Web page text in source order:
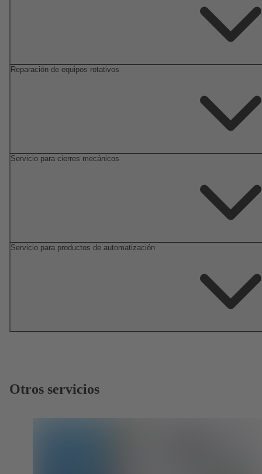
Reparación de equipos rotativos
Servicio para cierres mecánicos
Servicio para productos de automatización
Otros servicios